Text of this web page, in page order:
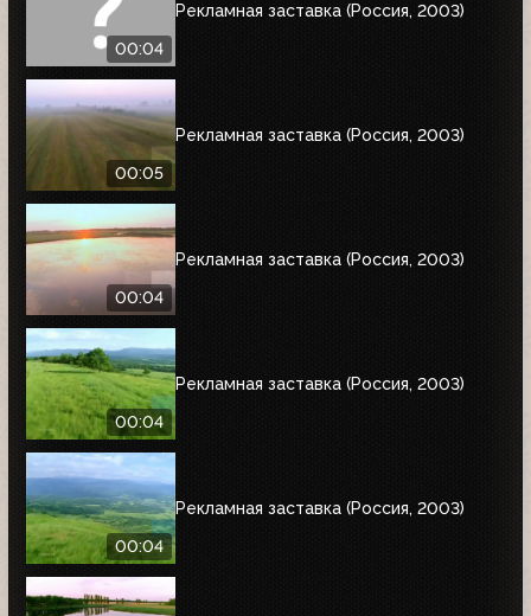
00:04
Рекламная заставка (Россия, 2003)
00:05
Рекламная заставка (Россия, 2003)
00:04
Рекламная заставка (Россия, 2003)
00:04
Рекламная заставка (Россия, 2003)
00:04
Рекламная заставка (Россия, 2003)